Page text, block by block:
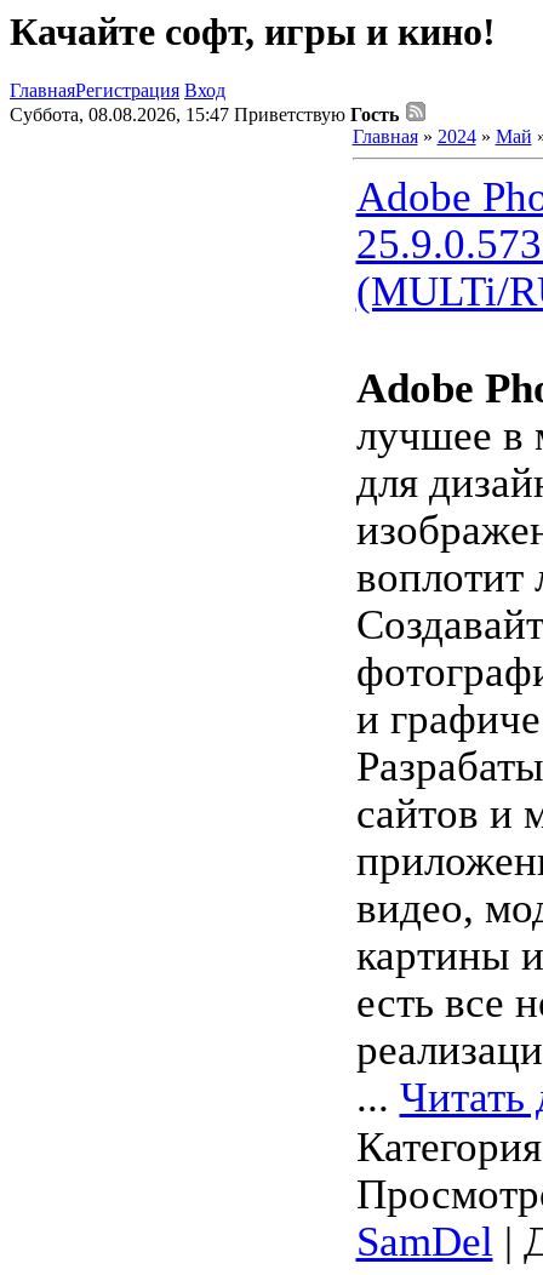
Качайте софт, игры и кино!
ГлавнаяРегистрация Вход
Суббота, 08.08.2026, 15:47 Приветствую Гость
Главная» 2024 » Май
Adobe
(MULTi/
Adobe
лучшее в
для
и
сайтов и
видео,
картины
есть все
... Читать
SamDel |